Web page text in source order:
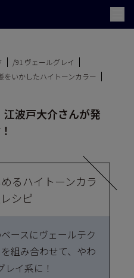
/91 ヴェールグレイ
をいかしたハイトーンカラー
波戸大介さんが発
るハイトーンカラ
シピ
ースにヴェールテク
組み合わせて、やわ
レイ系に！